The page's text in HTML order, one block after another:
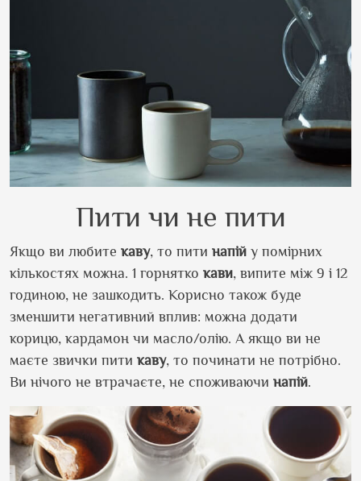
Пити чи не пити
Якщо ви любите каву, то пити напій у помірних
кількостях можна. 1 горнятко кави, випите між 9 і 12
годиною, не зашкодить. Корисно також буде
зменшити негативний вплив: можна додати
корицю, кардамон чи масло/олію. А якщо ви не
маєте звички пити каву, то починати не потрібно.
Ви нічого не втрачаєте, не споживаючи напій.